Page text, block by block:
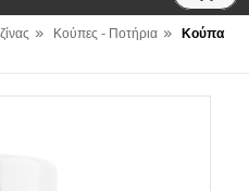
» Κούπες - Ποτήρια »
Κούπα